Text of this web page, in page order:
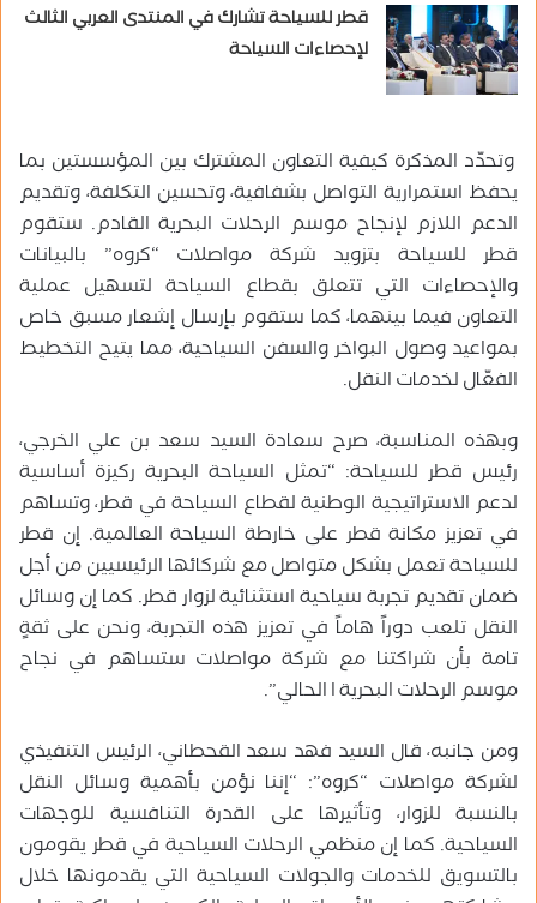
قطر للسياحة تشارك في المنتدى العربي الثالث
لإحصاءات السياحة
وتحدّد المذكرة كيفية التعاون المشترك بين المؤسستين بما
يحفظ استمرارية التواصل بشفافية، وتحسين التكلفة، وتقديم
الدعم اللازم لإنجاح موسم الرحلات البحرية القادم. ستقوم
قطر للسياحة بتزويد شركة مواصلات “كروه” بالبيانات
والإحصاءات التي تتعلق بقطاع السياحة لتسهيل عملية
التعاون فيما بينهما، كما ستقوم بإرسال إشعار مسبق خاص
بمواعيد وصول البواخر والسفن السياحية، مما يتيح التخطيط
الفعّال لخدمات النقل.
وبهذه المناسبة، صرح سعادة السيد سعد بن علي الخرجي،
رئيس قطر للسياحة: “تمثل السياحة البحرية ركيزة أساسية
لدعم الاستراتيجية الوطنية لقطاع السياحة في قطر، وتساهم
في تعزيز مكانة قطر على خارطة السياحة العالمية. إن قطر
للسياحة تعمل بشكل متواصل مع شركائها الرئيسيين من أجل
ضمان تقديم تجربة سياحية استثنائية لزوار قطر. كما إن وسائل
النقل تلعب دوراً هاماً في تعزيز هذه التجربة، ونحن على ثقةٍ
تامة بأن شراكتنا مع شركة مواصلات ستساهم في نجاح
موسم الرحلات البحرية ا الحالي”.
ومن جانبه، قال السيد فهد سعد القحطاني، الرئيس التنفيذي
لشركة مواصلات “كروه”: “إننا نؤمن بأهمية وسائل النقل
بالنسبة للزوار، وتأثيرها على القدرة التنافسية للوجهات
السياحية. كما إن منظمي الرحلات السياحية في قطر يقومون
بالتسويق للخدمات والجولات السياحية التي يقدمونها خلال